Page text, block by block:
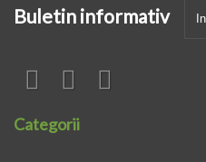
Buletin informativ
Categorii